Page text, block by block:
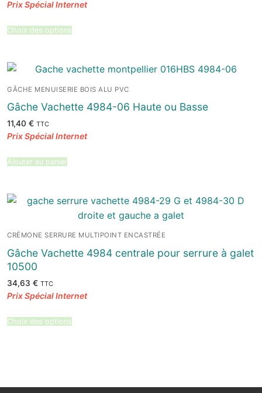
initial
actuel
Choix des options
GÂCHE MENUISERIE BOIS ALU PVC
Gâche Vachette 4984-06 Haute ou Basse
11,40 € TTC
Ajouter au panier
CRÉMONE SERRURE MULTIPOINT ENCASTRÉE
Gâche Vachette 4984 centrale pour serrure à galet
10500
34,63 € TTC
Choix des options